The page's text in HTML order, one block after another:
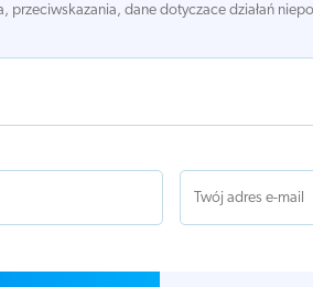
przeciwskazania, dane dotyczace działań